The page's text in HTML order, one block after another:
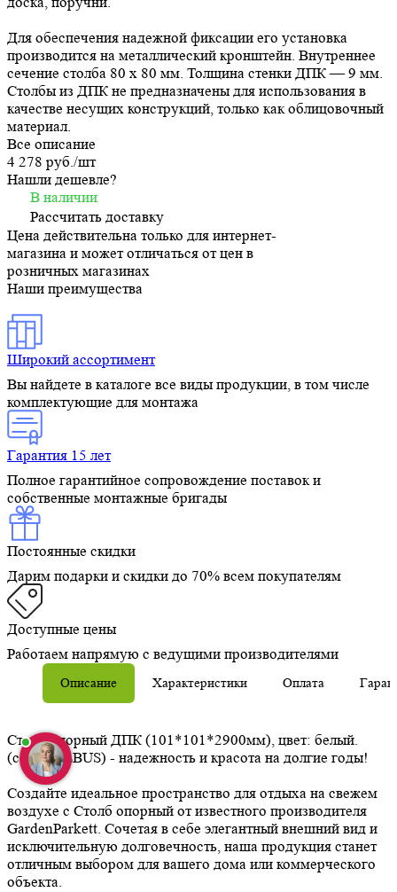
Для обеспечения надежной фиксации его установка
производится на металлический кронштейн. Внутреннее
сечение столба 80 х 80 мм. Толщина стенки ДПК — 9 мм.
Столбы из ДПК не предназначены для использования в
качестве несущих конструкций, только как облицовочный
материал.
Все описание
4 278 руб./шт
Нашли дешевле?
В наличии
Рассчитать доставку
Цена действительна только для интернет-
магазина и может отличаться от цен в
розничных магазинах
Наши преимущества
Широкий ассортимент
Вы найдете в каталоге все виды продукции, в том числе
комплектующие для монтажа
Гарантия 15 лет
Полное гарантийное сопровождение поставок и
собственные монтажные бригады
Постоянные скидки
Дарим подарки и скидки до 70% всем покупателям
Доступные цены
Работаем напрямую с ведущими производителями
Описание Характеристики Оплата
Столб опорный ДПК (101*101*2900мм), цвет: белый.
(серия ALBUS) - надежность и красота на долгие годы!
Создайте идеальное пространство для отдыха на свежем
воздухе с Столб опорный от известного производителя
GardenParkett. Сочетая в себе элегантный внешний вид и
исключительную долговечность, наша продукция станет
отличным выбором для вашего дома или коммерческого
объекта.